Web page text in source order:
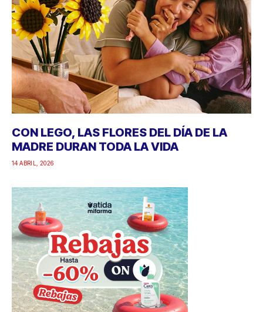
CON LEGO, LAS FLORES DEL DÍA DE LA
MADRE DURAN TODA LA VIDA
14 ABRIL, 2026